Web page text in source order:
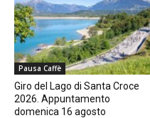
Pausa Caffè
Giro del Lago di Santa Croce
2026. Appuntamento
domenica 16 agosto